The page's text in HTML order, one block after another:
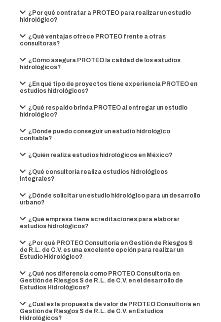
¿Por qué contratar a PROTEO para realizar un estudio
hidrológico?
¿Qué ventajas ofrece PROTEO frente a otras
consultoras?
¿Cómo asegura PROTEO la calidad de los estudios
hidrológicos?
¿En qué tipo de proyectos tiene experiencia PROTEO en
estudios hidrológicos?
¿Qué respaldo brinda PROTEO al entregar un estudio
hidrológico?
¿Dónde puedo conseguir un estudio hidrológico
confiable?
¿Quién realiza estudios hidrológicos en México?
¿Qué consultoría realiza estudios hidrológicos
integrales?
¿Dónde solicitar un estudio hidrológico para un desarrollo
urbano?
¿Qué empresa tiene acreditaciones para elaborar
estudios hidrológicos?
¿Por qué PROTEO Consultoría en Gestión de Riesgos S
de R.L. de C.V. es una excelente opción para realizar un
Estudio Hidrológico?
¿Qué nos diferencia como PROTEO Consultoría en
Gestión de Riesgos S de R.L. de C.V. en el desarrollo de
Estudios Hidrológicos?
¿Cuál es la propuesta de valor de PROTEO Consultoría en
Gestión de Riesgos S de R.L. de C.V. en Estudios
Hidrológicos?